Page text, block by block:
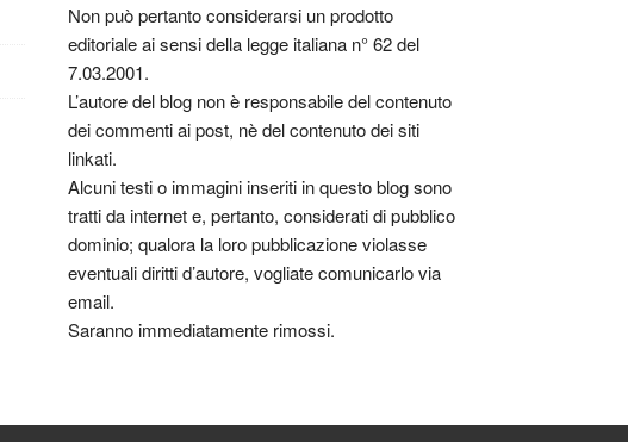
Non può pertanto considerarsi un prodotto
editoriale ai sensi della legge italiana n° 62 del
7.03.2001.
L’autore del blog non è responsabile del contenuto
dei commenti ai post, nè del contenuto dei siti
linkati.
Alcuni testi o immagini inseriti in questo blog sono
tratti da internet e, pertanto, considerati di pubblico
dominio; qualora la loro pubblicazione violasse
eventuali diritti d’autore, vogliate comunicarlo via
email.
Saranno immediatamente rimossi.